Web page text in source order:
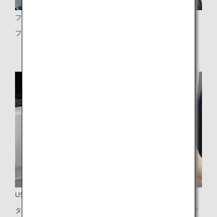
フットレスト
フットレストは2列目以降にあります
USBポートとオーディオジャック
タッチパネル式液晶モニターの下にあるUSBポートとオーデ